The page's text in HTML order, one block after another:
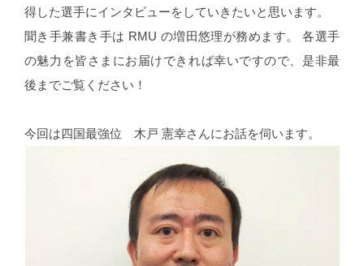
得した選手にインタビューをしていきたいと思います。
聞き手兼書き手は RMU の増田悠理が務めます。 各選手
の魅力を皆さまにお届けできれば幸いですので、是非最
後までご覧ください！
今回は四国最強位 木戸 憲幸さんにお話を伺います。